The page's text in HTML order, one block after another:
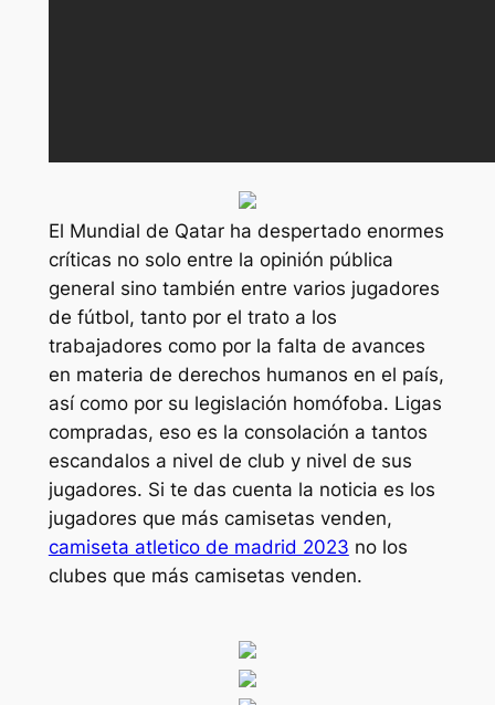
El Mundial de Qatar ha despertado enormes
críticas no solo entre la opinión pública
general sino también entre varios jugadores
de fútbol, tanto por el trato a los
trabajadores como por la falta de avances
en materia de derechos humanos en el país,
así como por su legislación homófoba. Ligas
compradas, eso es la consolación a tantos
escandalos a nivel de club y nivel de sus
jugadores. Si te das cuenta la noticia es los
jugadores que más camisetas venden,
camiseta atletico de madrid 2023 no los
clubes que más camisetas venden.